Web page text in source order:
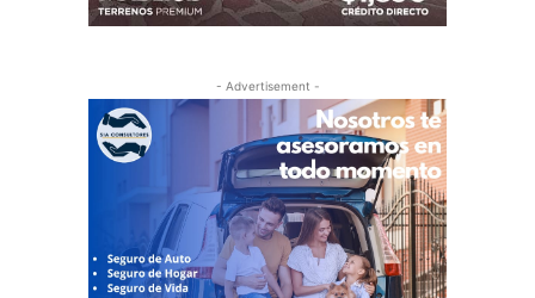
- Advertisement -